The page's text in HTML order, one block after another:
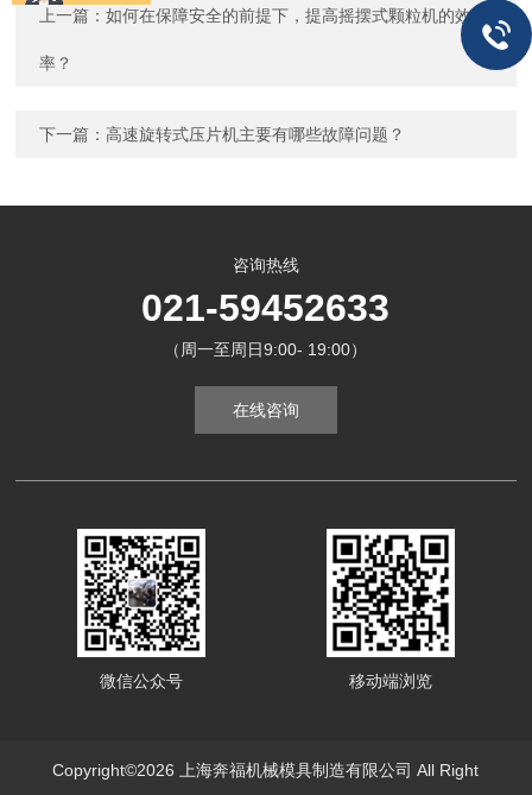
上一篇：如何在保障安全的前提下，提高摇摆式颗粒机的效
率？
下一篇：高速旋转式压片机主要有哪些故障问题？
咨询热线
021-59452633
（周一至周日9:00- 19:00）
在线咨询
微信公众号 移动端浏览
Copyright©2026 上海奔福机械模具制造有限公司 All Right